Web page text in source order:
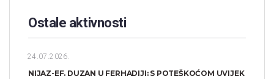
Ostale aktivnosti
24.07.2026.
NIJAZ-EF. DUZAN U FERHADIJI: S POTEŠKOĆOM UVIJEK